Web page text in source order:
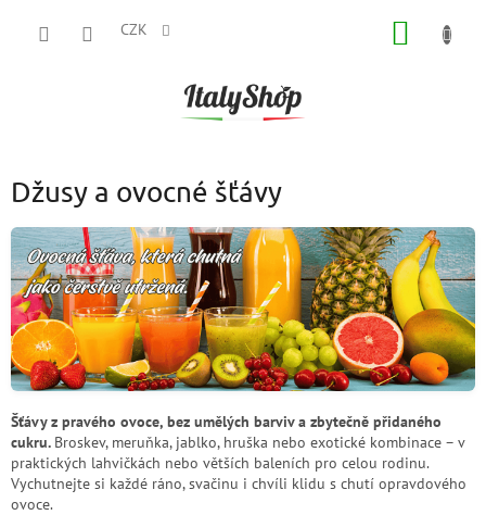
CZK
Džusy a ovocné šťávy
Šťávy z pravého ovoce, bez umělých barviv a zbytečně přidaného
cukru. Broskev, meruňka, jablko, hruška nebo exotické kombinace – v
praktických lahvičkách nebo větších baleních pro celou rodinu.
Vychutnejte si každé ráno, svačinu i chvíli klidu s chutí opravdového
ovoce.